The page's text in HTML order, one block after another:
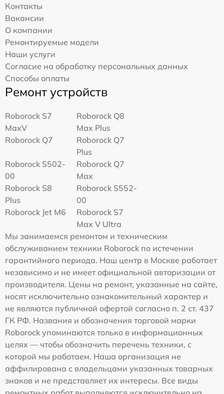
Контакты
Вакансии
О компании
Ремонтируемые модели
Наши услуги
Согласие на обработку персональных данных
Способы оплаты
Ремонт устройств
Roborock S7
MaxV
Roborock Q8
Max Plus
Roborock Q7
Roborock Q7
Plus
Roborock S502-
00
Roborock Q7
Max
Roborock S8
Plus
Roborock S552-
00
Roborock Jet M6
Roborock S7
Max V Ultra
Мы занимаемся ремонтом и техническим
обслуживанием техники Roborock по истечении
гарантийного периода. Наш центр в Москве работает
независимо и не имеет официальной авторизации от
производителя. Цены на ремонт, указанные на сайте,
носят исключительно ознакомительный характер и
не являются публичной офертой согласно п. 2 ст. 437
ГК РФ. Названия и обозначения торговой марки
Roborock упоминаются только в информационных
целях — чтобы обозначить перечень техники, с
которой мы работаем. Наша организация не
аффилирована с владельцами указанных товарных
знаков и не представляет их интересы. Все виды